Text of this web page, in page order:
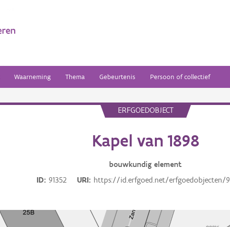
Waarneming Thema Gebeurtenis Persoon of collectief
ERFGOEDOBJECT
Kapel van 1898
bouwkundig element
ID
91352 URI https://id.erfgoed.net/erfgoedobjecten/